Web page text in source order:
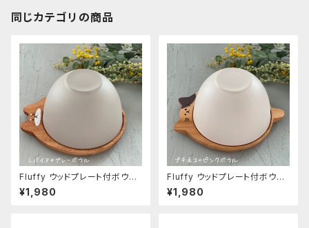
同じカテゴリの商品
Fluffy ウッドプレート付ボウル
シバイヌ
¥1,980
Fluffy ウッドプレート付ボウル
ブチネコ
¥1,980